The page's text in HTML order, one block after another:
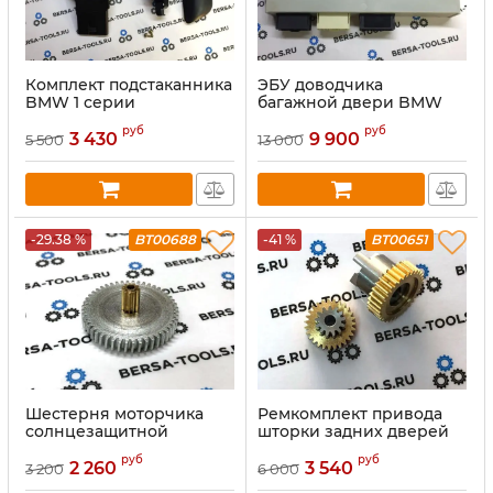
Комплект подстаканника
BMW 1 серии
5 500 3 430 руб
ЭБУ доводчика
багажной двери BMW
13 000 9 900 руб
-29.38 % BT00688
Шестерня моторчика
солнцезащитной
шторки задней двери
BMW 7' F01, F02, F03, F04
3 200 2 260 руб
-41 % BT00651
Ремкомплект привода
шторки задних дверей
Porsche Cayenne,
Volkswagen Touareg
6 000 3 540 руб